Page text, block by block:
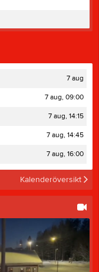
7 aug
7 aug, 09:00
7 aug, 14:15
7 aug, 14:45
7 aug, 16:00
Kalenderöversikt